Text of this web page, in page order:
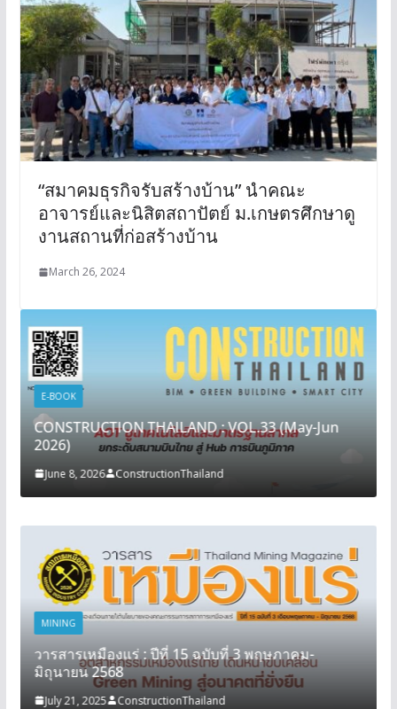
“สมาคมธุรกิจรับสร้างบ้าน” นำคณะ
อาจารย์และนิสิตสถาปัตย์ ม.เกษตรศึกษาดู
งานสถานที่ก่อสร้างบ้าน
March 26, 2024
E-BOOK
CONSTRUCTION THAILAND : VOL.33 (May-Jun
2026)
June 8, 2026 ConstructionThailand
MINING
วารสารเหมืองแร่ : ปีที่ 15 ฉบับที่ 3 พฤษภาคม-
มิถุนายน 2568
July 21, 2025 ConstructionThailand